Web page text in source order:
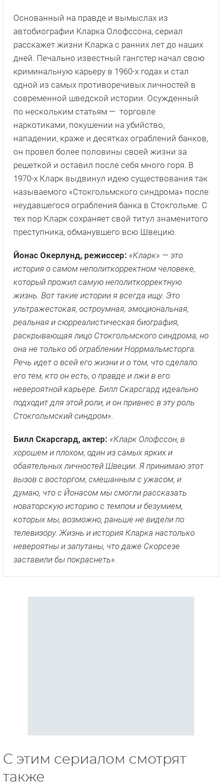
Основанный на правде и вымыслах из
автобиографии Кларка Олофссона, сериал
расскажет жизни Кларка с ранних лет до наших
дней. Печально известный гангстер начал свою
криминальную карьеру в 1960-х годах и стал
одной из самых противоречивых личностей в
современной шведской истории. Осужденный
по нескольким статьям — торговле
наркотиками, покушении на убийство,
нападении, краже и десятках ограблений банков,
он провел более половины своей жизни за
решеткой и оставил после себя много горя. В
1970-х Кларк выдвинул идею существования так
называемого «Стокгольмского синдрома» после
неудавшегося ограбления банка в Стокгольме. С
тех пор Кларк сохраняет свой титул знаменитого
преступника, обманувшего всю Швецию.
Йонас Окерлунд, режиссер: «Кларк» — это
история о самом неполиткорректном человеке,
который прожил самую неполиткорректную
жизнь. Вот такие истории я всегда ищу. Это
ультражестокая, остроумная, эмоциональная,
реальная и сюрреалистическая биография,
раскрывающая лицо Стокгольмского синдрома, но
она не только об ограблении Норрмальмсторга.
Речь идет о всей его жизни и о том, что сделало
его тем, кто он есть, о правде и лжи в его
невероятной карьере. Билл Скарсгард идеально
подходит для этой роли, и он привнес в эту роль
Стокгольмский синдром».
Билл Скарсгард, актер: «Кларк Олофссон, в
хорошем и плохом, один из самых ярких и
обаятельных личностей Швеции. Я принимаю этот
вызов с восторгом, смешанным с ужасом, и
думаю, что с Йонасом мы смогли рассказать
новаторскую историю с темпом и безумием,
которых мы, возможно, раньше не видели по
телевизору. Жизнь и история Кларка настолько
невероятны и запутаны, что даже Скорсезе
заставили бы покраснеть».
С этим сериалом смотрят
также